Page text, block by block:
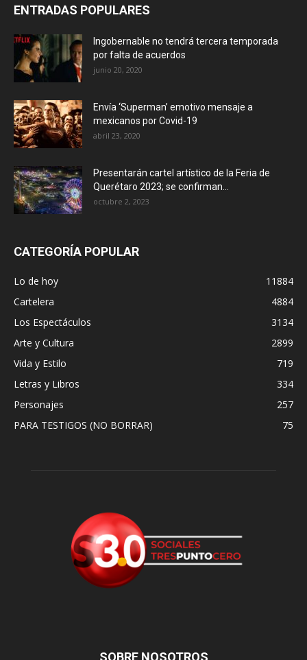
ENTRADAS POPULARES
Ingobernable no tendrá tercera temporada
por falta de acuerdos
junio 20, 2020
Envía ‘Superman’ emotivo mensaje a
mexicanos por Covid-19
abril 23, 2020
Presentarán cartel artístico de la Feria de
Querétaro 2023; se confirman...
octubre 2, 2023
CATEGORÍA POPULAR
Lo de hoy
11884
Cartelera
4884
Los Espectáculos
3134
Arte y Cultura
2899
Vida y Estilo
719
Letras y Libros
334
Personajes
257
PARA TESTIGOS (NO BORRAR)
75
SOBRE NOSOTROS